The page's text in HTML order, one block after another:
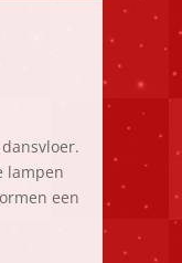
lampen
een